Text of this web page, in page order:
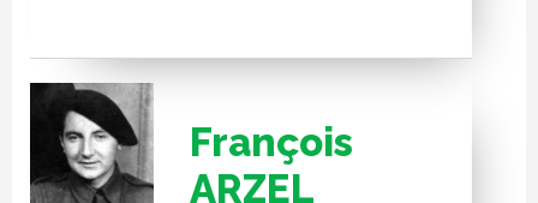
François
ARZEL